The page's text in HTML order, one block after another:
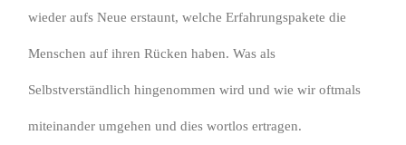
wieder aufs Neue erstaunt, welche Erfahrungspakete die
Menschen auf ihren Rücken haben. Was als
Selbstverständlich hingenommen wird und wie wir oftmals
miteinander umgehen und dies wortlos ertragen.